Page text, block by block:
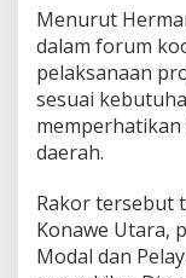
Menurut
dalam forum
pelaksanaan
sesuai
daerah.
Rakor tersebut
Konawe Utara,
Modal dan